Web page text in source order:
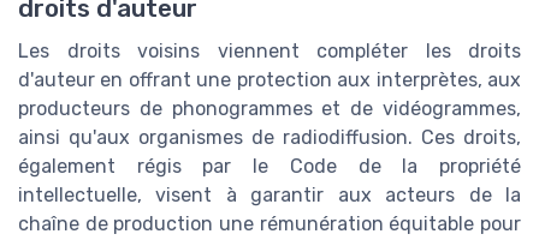
droits d'auteur
Les droits voisins viennent compléter les droits
d'auteur en offrant une protection aux interprètes, aux
producteurs de phonogrammes et de vidéogrammes,
ainsi qu'aux organismes de radiodiffusion. Ces droits,
également régis par le Code de la propriété
intellectuelle, visent à garantir aux acteurs de la
chaîne de production une rémunération équitable pour